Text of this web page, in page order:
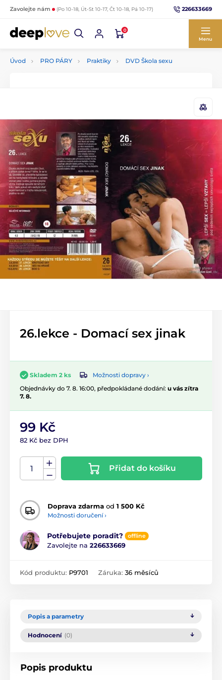
Zavolejte nám (Po 10-18, Út-St 10-17, Čt 10-18, Pá 10-17) 226633669
0
Menu
Úvod PRO PÁRY Praktiky DVD Škola sexu
26.lekce - Domací sex jinak
Skladem 2 ks
Možnosti dopravy ›
Objednávky do 7. 8. 16:00, předpokládané dodání: u vás zítra
7. 8.
99 Kč
82 Kč bez DPH
Přidat do košíku
Doprava zdarma od 1 500 Kč
Možnosti doručení ›
Potřebujete poradit? offline
Zavolejte na 226633669
Kód produktu: P9701 Záruka: 36 měsíců
Popis a parametry
Hodnocení (0)
Popis produktu